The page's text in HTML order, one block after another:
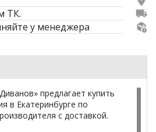
ТК.
у менеджера
предлагает купить
в Екатеринбурге по
с доставкой.